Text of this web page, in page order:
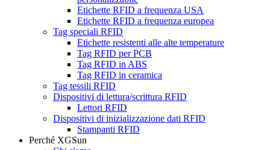
Etichette RFID a frequenza USA
Etichette RFID a frequenza europea
Tag speciali RFID
Etichette resistenti alle alte temperature
Tag RFID per PCB
Tag RFID in ABS
Tag RFID in ceramica
Tag tessili RFID
Dispositivi di lettura/scrittura RFID
Lettori RFID
Dispositivi di inizializzazione dati RFID
Stampanti RFID
Perché XGSun